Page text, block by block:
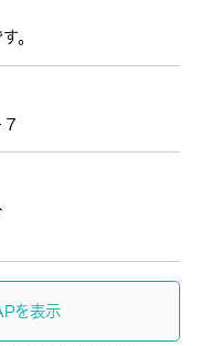
。
を表示